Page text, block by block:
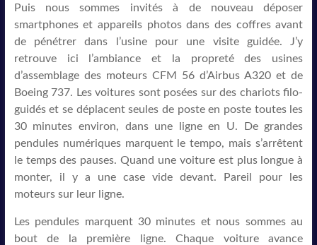
Puis nous sommes invités à de nouveau déposer
smartphones et appareils photos dans des coffres avant
de pénétrer dans l’usine pour une visite guidée. J’y
retrouve ici l’ambiance et la propreté des usines
d’assemblage des moteurs CFM 56 d’Airbus A320 et de
Boeing 737. Les voitures sont posées sur des chariots filo-
guidés et se déplacent seules de poste en poste toutes les
30 minutes environ, dans une ligne en U. De grandes
pendules numériques marquent le tempo, mais s’arrêtent
le temps des pauses. Quand une voiture est plus longue à
monter, il y a une case vide devant. Pareil pour les
moteurs sur leur ligne.
Les pendules marquent 30 minutes et nous sommes au
bout de la première ligne. Chaque voiture avance